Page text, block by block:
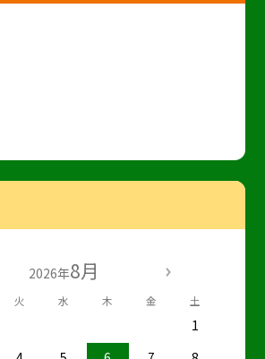
2026年8月
火 水 木 金 土
1